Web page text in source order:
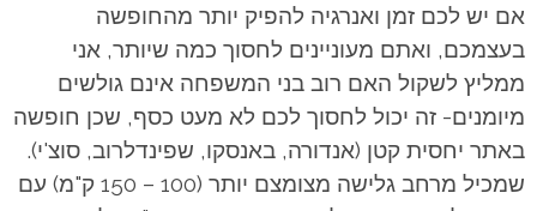
אם יש לכם זמן ואנרגיה להפיק יותר מהחופשה
בעצמכם, ואתם מעוניינים לחסוך כמה שיותר, אני
ממליץ לשקול האם רוב בני המשפחה אינם גולשים
מיומנים- זה יכול לחסוך לכם לא מעט כסף, שכן חופשה
באתר יחסית קטן (אנדורה, באנסקו, שפינדלרוב, סוצ'י).
שמכיל מרחב גלישה מצומצם יותר (100 – 150 ק"מ) עם